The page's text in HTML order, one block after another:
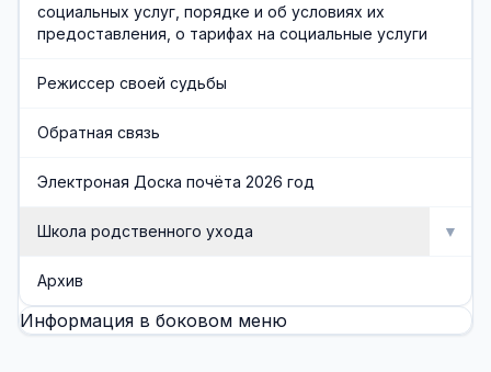
социальных услуг, порядке и об условиях их
предоставления, о тарифах на социальные услуги
Режиссер своей судьбы
Обратная связь
Электроная Доска почёта 2026 год
Школа родственного ухода ▼
Школа родственного ухода
Занятия
Архив
Информация в боковом меню